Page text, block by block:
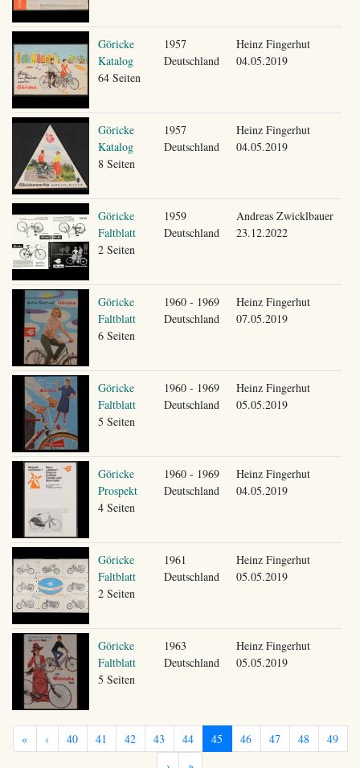
Göricke
Katalog
64 Seiten
1957
Deutschland
Heinz Fingerhut
04.05.2019
Göricke
Katalog
8 Seiten
1957
Deutschland
Heinz Fingerhut
04.05.2019
Göricke
Faltblatt
2 Seiten
1959
Deutschland
Andreas Zwicklbauer
23.12.2022
Göricke
Faltblatt
6 Seiten
1960 - 1969
Deutschland
Heinz Fingerhut
07.05.2019
Göricke
Faltblatt
5 Seiten
1960 - 1969
Deutschland
Heinz Fingerhut
05.05.2019
Göricke
Prospekt
4 Seiten
1960 - 1969
Deutschland
Heinz Fingerhut
04.05.2019
Göricke
Faltblatt
2 Seiten
1961
Deutschland
Heinz Fingerhut
05.05.2019
Göricke
Faltblatt
5 Seiten
1963
Deutschland
Heinz Fingerhut
05.05.2019
« ‹ 40 41 42 43 44 45 46 47 48
49
›
»